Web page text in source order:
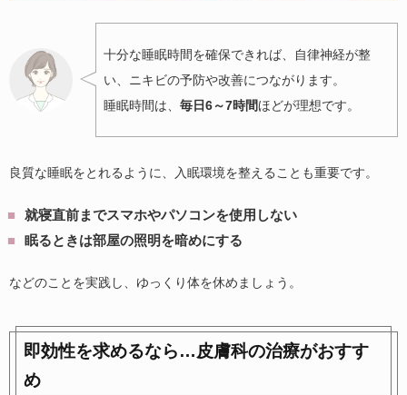
十分な睡眠時間を確保できれば、自律神経が整
い、ニキビの予防や改善につながります。
睡眠時間は、 毎日6～7時間ほどが理想です。
良質な睡眠をとれるように、入眠環境を整えることも重要です。
就寝直前までスマホやパソコンを使用しない
眠るときは部屋の照明を暗めにする
などのことを実践し、ゆっくり体を休めましょう。
即効性を求めるなら…皮膚科の治療がおすす
め